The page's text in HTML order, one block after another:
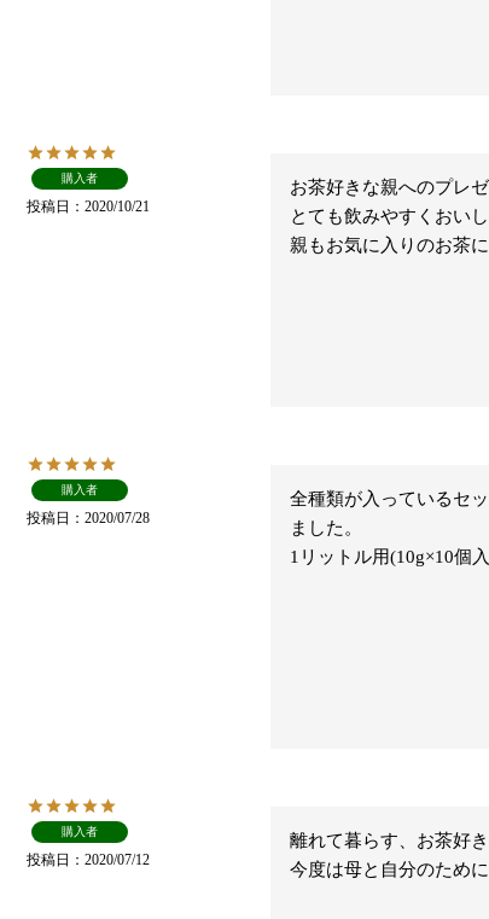
購入者
投稿日 2020/10/21
お茶好きな親へのプレ
とても飲みやすくおい
親もお気に入りのお茶
購入者
投稿日 2020/07/28
全種類が入っているセ
ました。
1リットル用(10g×10個
購入者
投稿日 2020/07/12
離れて暮らす、お茶好